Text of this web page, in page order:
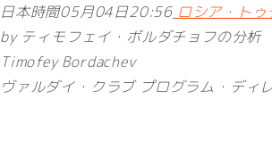
日本時間05月04日20:56 ロシア・ト
by ティモフェイ・ボルダチョフの分析
Timofey Bordachev
ヴァルダイ・クラブ プログラム・ディ